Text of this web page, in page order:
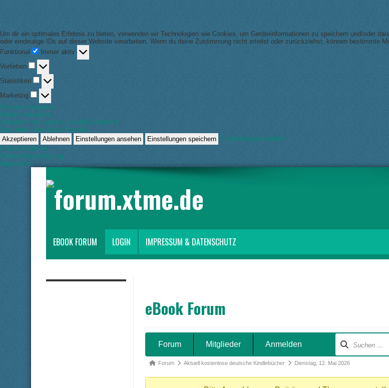
Um dir ein optimales Erlebnis zu bieten, verwenden wir Technologien wie Cookies, um Geräteinformationen zu speichern und/oder
oder eindeutige IDs auf dieser Website verarbeiten. Wenn du deine Zustimmung nicht erteilst oder zurückziehst, können bestimmte
Funktional
Funktional
Immer aktiv
Vorlieben
Vorlieben
Statistiken Statistiken
Marketing
Marketing
Optionen verwalten
Dienste verwalten
Verwalten von {vendor_count}-Lieferanten
Lese mehr über diese Zwecke
Akzeptieren
Ablehnen Einstellungen ansehen Einstellungen speichern
Einstellungen ansehen
Cookie-Richtlinie
Datenschutzerklärung
Impressum
EBOOK FORUM LOGIN IMPRESSUM & DATENSCHUTZ
eBook Forum
Forum-
Forum Mitglieder Anmelden
Forum-Forum Aktuell kostenlose deutsche Kindlebücher Dienstag, 12. Mai 2026